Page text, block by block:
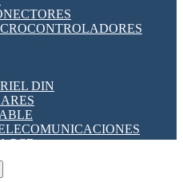
CARRERA
Y TC'S DE CORRIENTE
LÓGICO PROGRAMABLES
HORARIO
DIN
PCB